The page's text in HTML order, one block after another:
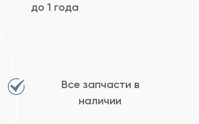
до 1 года
Все запчасти в
наличии